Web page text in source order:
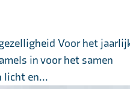
Voor het
in voor het samen
licht en...